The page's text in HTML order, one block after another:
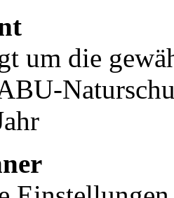
um die